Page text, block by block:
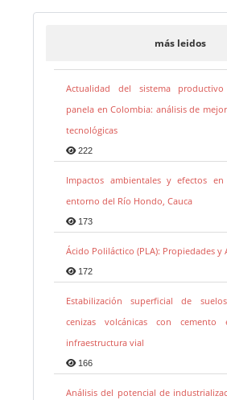
más leidos
Actualidad del sistema
panela en Colombia: análisis de
tecnológicas
222
Impactos ambientales y efectos
entorno del Río Hondo, Cauca
173
Ácido Poliláctico (PLA): Propiedades y
172
Estabilización superficial de
cenizas volcánicas con
infraestructura vial
166
Análisis del potencial de